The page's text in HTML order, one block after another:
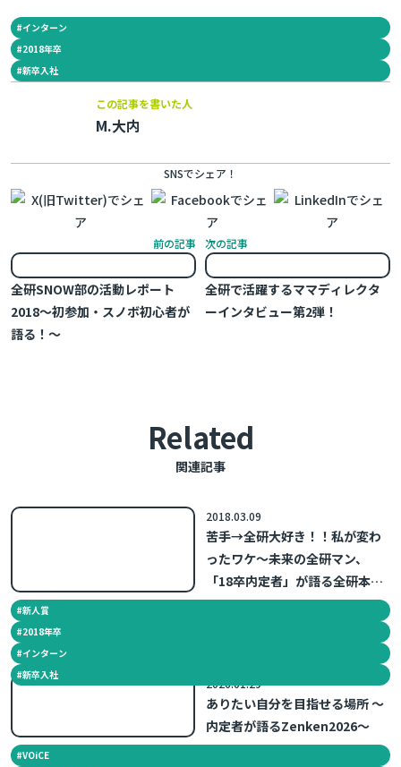
#インターン
#2018年卒
#新卒入社
この記事を書いた人
M.大内
SNSでシェア！
前の記事
全研SNOW部の活動レポート
2018～初参加・スノボ初心者が
語る！～
次の記事
全研で活躍するママディレクタ
ーインタビュー第2弾！
関連記事
Related
苦手→全研大好き！！私が変わ
ったワケ～未来の全研マン、
「18卒内定者」が語る全研本社
～
2018.03.09
#新人賞
#2018年卒
#インターン
#新卒入社
ありたい自分を目指せる場所 ～
内定者が語るZenken2026～
2026.01.29
#VOiCE